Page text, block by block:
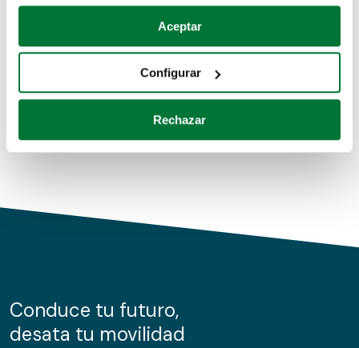
Si lo permite, también quisiéramos:
Recopilar información sobre su ubicación geográfica
Identificar su dispositivo analizándolo activamente
para buscar características específicas (huellas
Obtenga más información sobre cómo se procesan sus
de cookies.
información sobre el uso que haga del sitio web con
nuestros partners de redes sociales, publicidad y análisis
Aceptar
Configurar
Rechazar
Coches de segunda mano
Coches de km0
Conduce tu futuro,
desata tu movilidad